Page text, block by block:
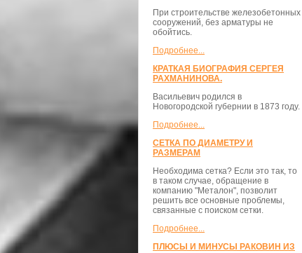
При строительстве железобетонных
сооружений, без арматуры не
обойтись.
Подробнее...
КРАТКАЯ БИОГРАФИЯ СЕРГЕЯ
РАХМАНИНОВА.
Васильевич родился в
Новогородской губернии в 1873 году.
Подробнее...
СЕТКА ПО ДИАМЕТРУ И
РАЗМЕРАМ
Необходима сетка? Если это так, то
в таком случае, обращение в
компанию "Металон", позволит
решить все основные проблемы,
связанные с поиском сетки.
Подробнее...
ПЛЮСЫ И МИНУСЫ РАКОВИН ИЗ